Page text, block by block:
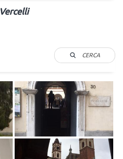
Vercelli
CERCA